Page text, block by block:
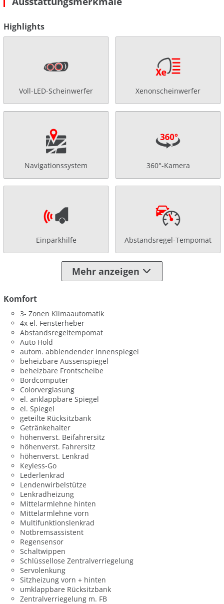
Highlights
Voll-LED-Scheinwerfer Xenonscheinwerfer
Navigationssystem 360°-Kamera
Einparkhilfe Abstandsregel-Tempomat
Mehr anzeigen
Komfort
3- Zonen Klimaautomatik
4x el. Fensterheber
Abstandsregeltempomat
Auto Hold
autom. abblendender Innenspiegel
beheizbare Aussenspiegel
beheizbare Frontscheibe
Bordcomputer
Colorverglasung
el. anklappbare Spiegel
el. Spiegel
geteilte Rücksitzbank
Getränkehalter
höhenverst. Beifahrersitz
höhenverst. Fahrersitz
höhenverst. Lenkrad
Keyless-Go
Lederlenkrad
Lendenwirbelstütze
Lenkradheizung
Mittelarmlehne hinten
Mittelarmlehne vorn
Multifunktionslenkrad
Notbremsassistent
Regensensor
Schaltwippen
Schlüssellose Zentralverriegelung
Servolenkung
Sitzheizung vorn + hinten
umklappbare Rücksitzbank
Zentralverriegelung m. FB